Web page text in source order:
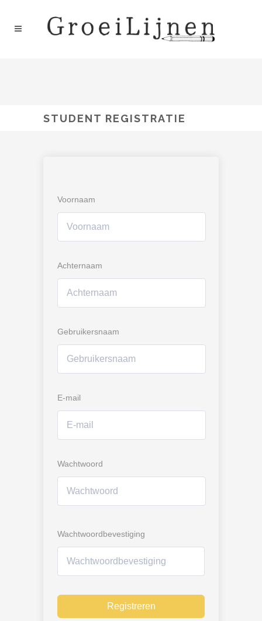
STUDENT REGISTRATIE
Voornaam
Achternaam
Gebruikersnaam
E-mail
Wachtwoord
Wachtwoordbevestiging
Registreren